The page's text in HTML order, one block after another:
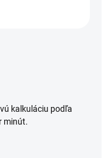
kalkuláciu podľa
minút.